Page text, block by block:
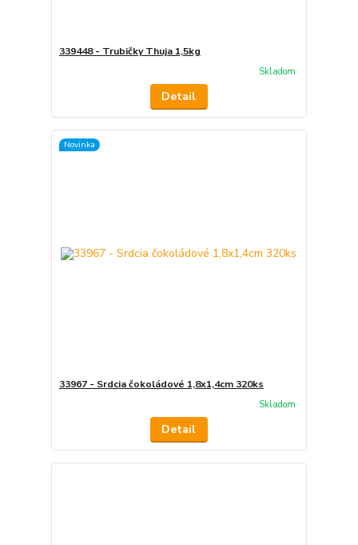
339448 - Trubičky Thuja 1,5kg
Skladom
Detail
Novinka
33967 - Srdcia čokoládové 1,8x1,4cm 320ks
Skladom
Detail